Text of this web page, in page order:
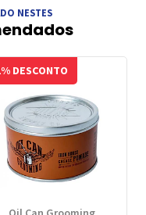
NESTES
DESCONTO